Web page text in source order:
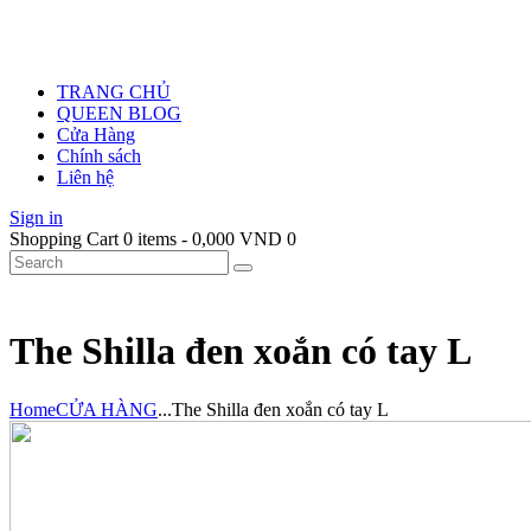
TRANG CHỦ
QUEEN BLOG
Cửa Hàng
Chính sách
Liên hệ
Sign in
Shopping Cart 0 items - 0,000 VND 0
The Shilla đen xoắn có tay L
HomeCỬA HÀNG...The Shilla đen xoắn có tay L